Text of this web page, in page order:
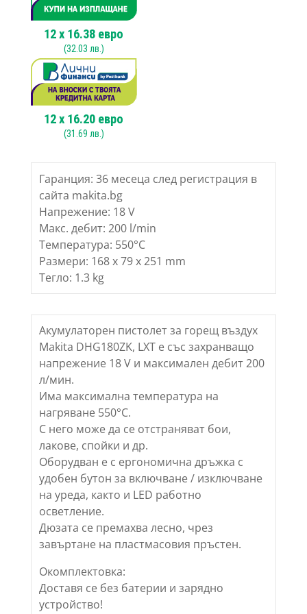
12x 16.38 евро
(32.03 лв.)
12x 16.20 евро
(31.69 лв.)
Гаранция: 36 месеца след регистрация в
сайта makita.bg
Напрежение: 18 V
Макс. дебит: 200 l/min
Температура: 550°C
Размери: 168 x 79 x 251 mm
Тегло: 1.3 kg
Акумулаторен пистолет за горещ въздух
Makita DHG180ZK, LXT е със захранващо
напрежение 18 V и максимален дебит 200
л/мин.
Има максимална температура на
нагряване 550°C.
С него може да се отстраняват бои,
лакове, спойки и др.
Оборудван е с ергономична дръжка с
удобен бутон за включване / изключване
на уреда, както и LED работно
осветление.
Дюзата се премахва лесно, чрез
завъртане на пластмасовия пръстен.
Окомплектовка:
Доставя се без батерии и зарядно
устройство!